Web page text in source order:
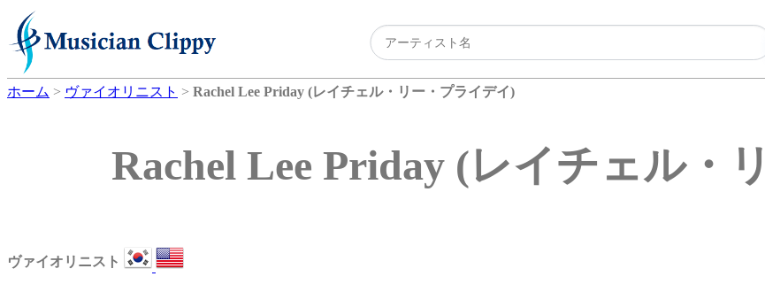
ホーム > ヴァイオリニスト > Rachel Lee Priday (レイチェル・リー・プライデイ)
Rachel Lee Priday (レイチェル・
ヴァイオリニスト